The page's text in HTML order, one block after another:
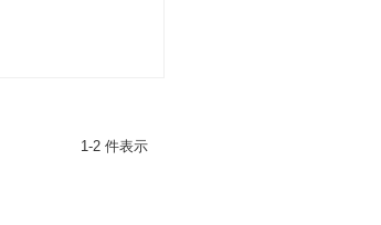
1-2 件表示